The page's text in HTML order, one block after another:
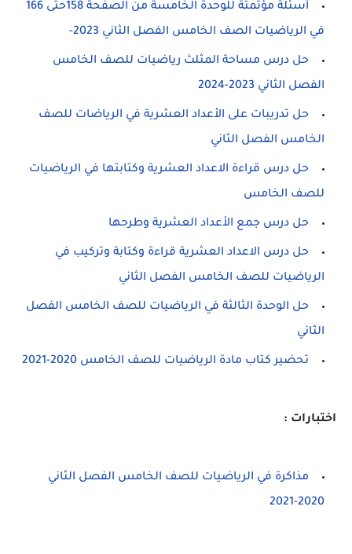
أسئلة مؤتمتة للوحدة الخامسة من الصفحة 158حتى 166
في الرياضيات الصف الخامس الفصل الثاني 2023-
حل درس مساحة المثلث رياضيات للصف الخامس
الفصل الثاني 2023-2024
حل تدريبات على الأعداد العشرية في الرياضات للصف
الخامس الفصل الثاني
حل درس قراءة الاعداد العشرية وكتابتها في الرياضيات
للصف الخامس
حل درس جمع الأعداد العشرية وطرحها
حل درس الاعداد العشرية قراءة وكتابة وتركيب في
الرياضيات للصف الخامس الفصل الثاني
حل الوحدة الثالثة في الرياضيات للصف الخامس الفصل
الثاني
تحضير كتاب مادة الرياضيات للصف الخامس 2020-2021
اختبارات :
مذاكرة في الرياضيات للصف الخامس الفصل الثاني
2020-2021